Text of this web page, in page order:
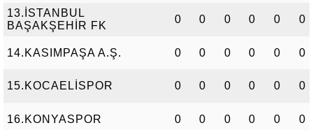
13.İSTANBUL
BAŞAKŞEHİR FK
0 0 0 0 0 0
14.KASIMPAŞA A.Ş. 0 0 0 0 0 0
15.KOCAELİSPOR 0 0 0 0 0 0
16.KONYASPOR 0 0 0 0 0 0